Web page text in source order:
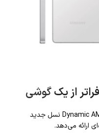
از یکگوشی
Galaxy S25 Ultra به نمایشگر Dynamic AMOLED نسل جدید
ارائه می‌دهد.